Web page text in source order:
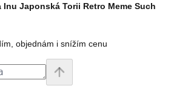
Inu Japonská Torii Retro Meme Such
objednám i snížím cenu